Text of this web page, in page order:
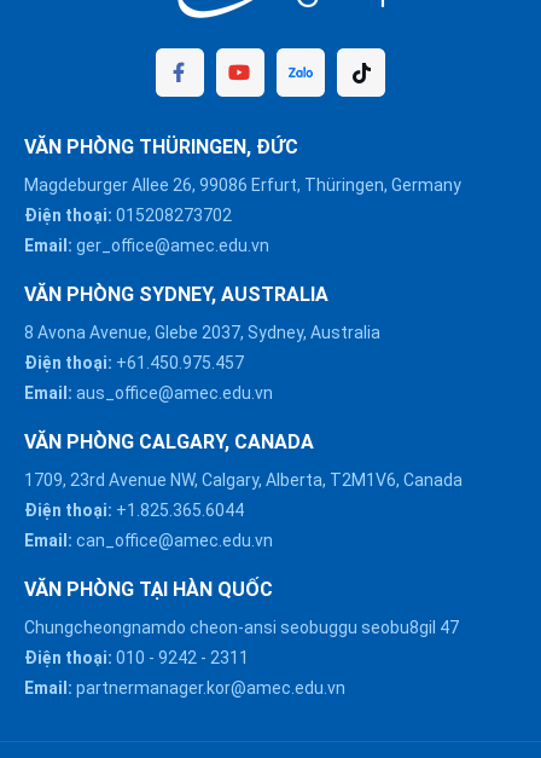
VĂN PHÒNG THÜRINGEN, ĐỨC
Magdeburger Allee 26, 99086 Erfurt, Thüringen, Germany
Điện thoại: 015208273702
Email: ger_office@amec.edu.vn
VĂN PHÒNG SYDNEY, AUSTRALIA
8 Avona Avenue, Glebe 2037, Sydney, Australia
Điện thoại: +61.450.975.457
Email: aus_office@amec.edu.vn
VĂN PHÒNG CALGARY, CANADA
1709, 23rd Avenue NW, Calgary, Alberta, T2M1V6, Canada
Điện thoại: +1.825.365.6044
Email: can_office@amec.edu.vn
VĂN PHÒNG TẠI HÀN QUỐC
Chungcheongnamdo cheon-ansi seobuggu seobu8gil 47
Điện thoại: 010 - 9242 - 2311
Email: partnermanager.kor@amec.edu.vn
HÀ NỘI :
0914863466
ĐÀ NẴNG :